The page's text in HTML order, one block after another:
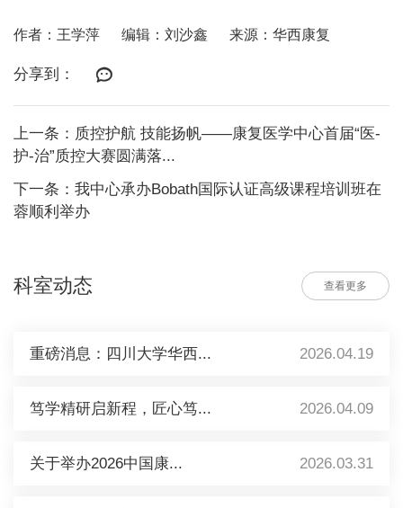
作者：王学萍 编辑：刘沙鑫 来源：华西康复
分享到：
上一条：质控护航 技能扬帆——康复医学中心首届“医-
护-治”质控大赛圆满落...
下一条：我中心承办Bobath国际认证高级课程培训班在
蓉顺利举办
科室动态 查看更多
重磅消息：四川大学华西... 2026.04.19
笃学精研启新程，匠心笃... 2026.04.09
关于举办2026中国康... 2026.03.31